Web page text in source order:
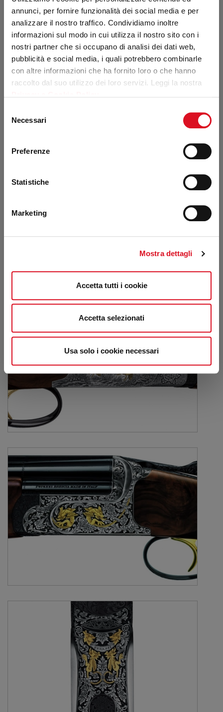
annunci, per fornire funzionalità dei social media e per
analizzare il nostro traffico. Condividiamo inoltre
informazioni sul modo in cui utilizza il nostro sito con i
nostri partner che si occupano di analisi dei dati web,
pubblicità e social media, i quali potrebbero combinarle
con altre informazioni che ha fornito loro o che hanno
raccolto dal suo utilizzo dei loro servizi. Leggi la nostra
delNecessari
Preferenze
Statistiche
Marketing
Mostra dettagli
Accetta tutti i cookie
Accetta selezionati
Usa solo i cookie necessari